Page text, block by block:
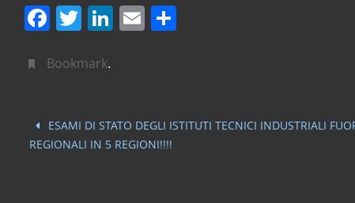
F
c
b
o
T
itt
Li
dI
n
E
vi
Bookmark.
ESAMI DI STATO DEGLI ISTITUTI TECNICI INDUSTRIALI
REGIONALI IN 5 REGIONI!!!!